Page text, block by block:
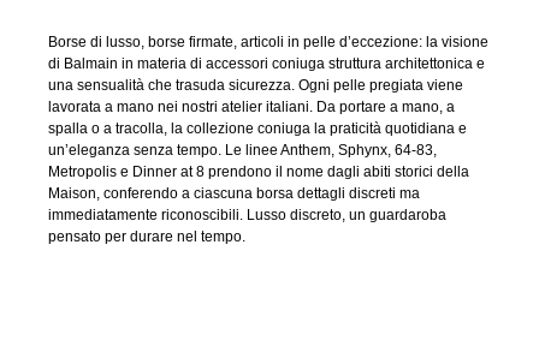
Borse di lusso, borse firmate, articoli in pelle d’eccezione: la visione
di Balmain in materia di accessori coniuga struttura architettonica e
una sensualità che trasuda sicurezza. Ogni pelle pregiata viene
lavorata a mano nei nostri atelier italiani. Da portare a mano, a
spalla o a tracolla, la collezione coniuga la praticità quotidiana e
un’eleganza senza tempo. Le linee Anthem, Sphynx, 64-83,
Metropolis e Dinner at 8 prendono il nome dagli abiti storici della
Maison, conferendo a ciascuna borsa dettagli discreti ma
immediatamente riconoscibili. Lusso discreto, un guardaroba
pensato per durare nel tempo.